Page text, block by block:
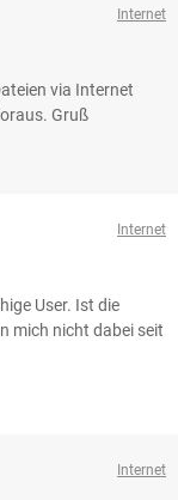
Internet
via Internet
Gruß
Internet
User. Ist die
mich nicht dabei seit
Internet